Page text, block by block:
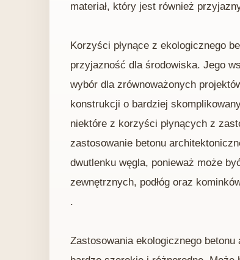
materiał, który jest również
Korzyści płynące z ekologicznego
przyjazność dla środowiska. Jego
wybór dla zrównoważonych
konstrukcji o bardziej
niektóre z korzyści płynących z
zastosowanie betonu
dwutlenku węgla, ponieważ może
zewnętrznych, podłóg oraz
.
Zastosowania ekologicznego